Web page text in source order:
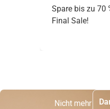
Spare bis zu 70
Final Sale!
Nicht mehr